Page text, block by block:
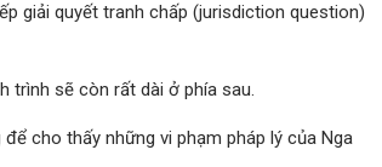
giải quyết tranh chấp (jurisdiction question)
trình sẽ còn rất dài ở phía sau.
cho thấy những vi phạm pháp lý của Nga